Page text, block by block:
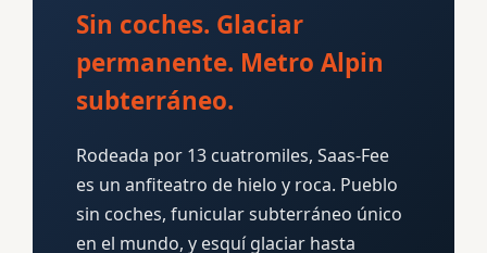
Sin coches. Glaciar
permanente. Metro Alpin
subterráneo.
Rodeada por 13 cuatromiles, Saas-Fee
es un anfiteatro de hielo y roca. Pueblo
sin coches, funicular subterráneo único
en el mundo, y esquí glaciar hasta